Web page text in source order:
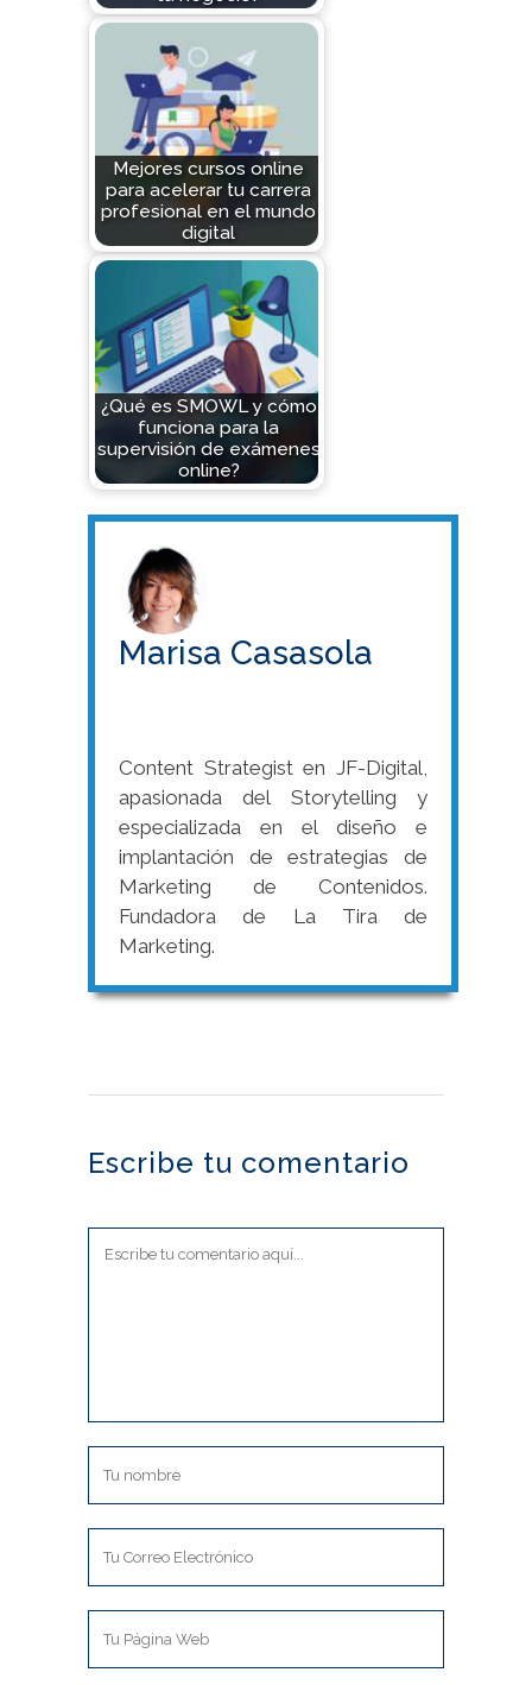
Mejores cursos online
para acelerar tu carrera
profesional en el mundo
digital
¿Qué es SMOWL y cómo
funciona para la
supervisión de exámenes
online?
Marisa Casasola
Content Strategist en JF-Digital,
apasionada del Storytelling y
especializada en el diseño e
implantación de estrategias de
Marketing de Contenidos.
Fundadora de La Tira de
Marketing.
Escribe tu comentario